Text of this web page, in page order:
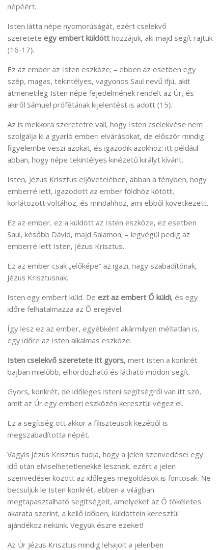
népéért.
Isten látta népe nyomorúságát, ezért cselekvő
szeretete egy embert küldött hozzájuk, aki majd segít rajtuk
(16-17).
Ez az ember az Isten eszköze; – ebben az esetben egy
szép, magas, tekintélyes, vagyonos Saul nevű ifjú, akit
átmenetileg Isten népe fejedelmének rendelt az Úr, és
akiről Sámuel prófétának kijelentést is adott (15).
Az is mekkora szeretetre vall, hogy Isten cselekvése nem
szolgálja ki a gyarló emberi elvárásokat, de először mindig
figyelembe veszi azokat, és igazodik azokhoz: itt például
abban, hogy népe tekintélyes kinézetű királyt kívánt.
Isten, Jézus Krisztus eljövetelében, abban a tényben, hogy
emberré lett, igazodott az ember földhöz kötött,
korlátozott voltához, és mindahhoz, ami ebből következett.
Ez az ember, ez a küldött az Isten eszköze, ez esetben
Saul, később Dávid, majd Salamon; – legvégül pedig az
emberré lett Isten, Jézus Krisztus.
Ez az ember csak „előképe” az igazi, nagy szabadítónak,
Jézus Krisztusnak.
Isten egy embert küld. De ezt az embert Ő küldi, és egy
időre felhatalmazza az Ő erejével.
Így lesz ez az ember, egyébként akármilyen méltatlan is,
egy időre az Isten alkalmas eszköze.
Isten cselekvő szeretete itt gyors, mert Isten a konkrét
bajban mielőbb, elhordozható és látható módon segít.
Gyors, konkrét, de időleges isteni segítségről van itt szó,
amit az Úr egy emberi eszközén keresztül végez el.
Ez a segítség ott akkor a filiszteusok kezéből is
megszabadította népét.
Vagyis Jézus Krisztus tudja, hogy a jelen szenvedései egy
idő után elviselhetetlenekké lesznek, ezért a jelen
szenvedései között az időleges megoldások is fontosak. Ne
becsüljük le Isten konkrét, ebben a világban
megtapasztalható segítségeit, amelyeket az Ő tökéletes
akarata szerint, a kellő időben, küldöttein keresztül
ajándékoz nekünk. Vegyük észre ezeket!
Az Úr Jézus Krisztus mindig lehajolt a jelenben